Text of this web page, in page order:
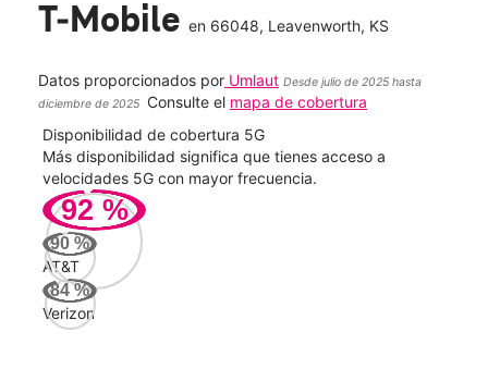
T-Mobile en 66048, Leavenworth, KS
Datos proporcionados por Umlaut Desde julio de 2025 hasta
diciembre de 2025
Consulte el mapa de cobertura
Disponibilidad de cobertura 5G
Más disponibilidad significa que tienes acceso a
velocidades 5G con mayor frecuencia.
92 %
90 %
AT&T
84%
Verizon